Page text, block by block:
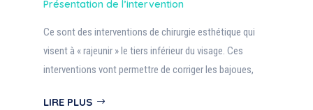
Présentation de l’intervention
Ce sont des interventions de chirurgie esthétique qui
visent à « rajeunir » le tiers inférieur du visage. Ces
interventions vont permettre de corriger les bajoues,
LIRE PLUS